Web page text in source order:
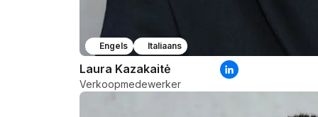
Engels Italiaans
Laura Kazakaitė
Verkoopmedewerker